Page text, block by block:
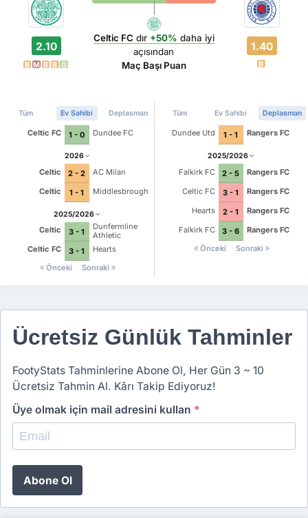
2.10
B M B B G
Celtic FC dır +50% daha iyi
açısından
Maç Başı Puan
1.40
B
Tüm Ev Sahibi Deplasman
Celtic FC 1 - 0 Dundee FC
2026
Celtic 2 - 2
AC Milan
Celtic
1 - 1 Middlesbrough
2025/2026
Celtic 3 - 1
Dunfermline
Athletic
Celtic FC
3 - 1
Hearts
Önceki
Sonraki
Tüm Ev Sahibi Deplasman
Dundee Utd 1 - 1 Rangers FC
2025/2026
Falkirk FC 2 - 5
Rangers FC
Celtic FC
3 - 1
Rangers FC
Hearts
2 - 1
Rangers FC
Falkirk FC
3 - 6
Rangers FC
Önceki
Sonraki
Ücretsiz Günlük Tahminler
FootyStats Tahminlerine Abone Ol, Her Gün 3 ~ 10
Ücretsiz Tahmin Al. Kârı Takip Ediyoruz!
Üye olmak için mail adresini kullan *
Abone Ol